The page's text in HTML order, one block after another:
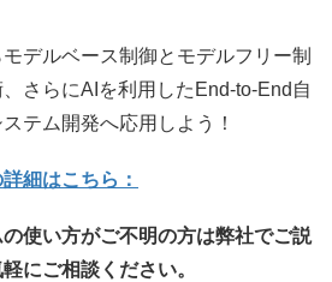
デルベース制御とモデルフリー制
さらにAIを利⽤したEnd-to-End自
テム開発へ応用しよう！
細はこちら：
の使い方がご不明の方は弊社でご説
にご相談ください。